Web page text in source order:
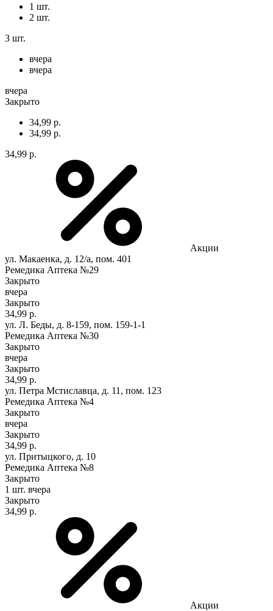
1 шт.
2 шт.
3 шт.
вчера
вчера
вчера
Закрыто
34,99 р.
34,99 р.
34,99 р.
Акции
ул. Макаенка, д. 12/а, пом. 401
Ремедика Аптека №29
Закрыто
вчера
Закрыто
34,99 р.
ул. Л. Беды, д. 8-159, пом. 159-1-1
Ремедика Аптека №30
Закрыто
вчера
Закрыто
34,99 р.
ул. Петра Мстиславца, д. 11, пом. 123
Ремедика Аптека №4
Закрыто
вчера
Закрыто
34,99 р.
ул. Притыцкого, д. 10
Ремедика Аптека №8
Закрыто
1 шт. вчера
Закрыто
34,99 р.
Акции